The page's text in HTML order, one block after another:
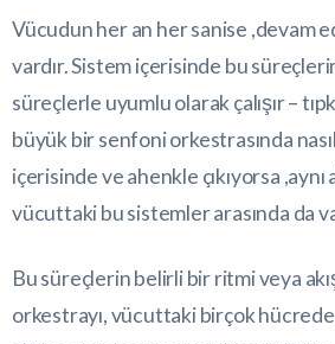
Vücudun her an her sanise ,devam
vardır. Sistem içerisinde bu
süreçlerle uyumlu olarak çalışır –
büyük bir senfoni orkestrasında
içerisinde ve ahenkle çıkıyorsa
vücuttaki bu sistemler arasında da
Bu süreçlerin belirli bir ritmi veya
orkestrayı, vücuttaki birçok